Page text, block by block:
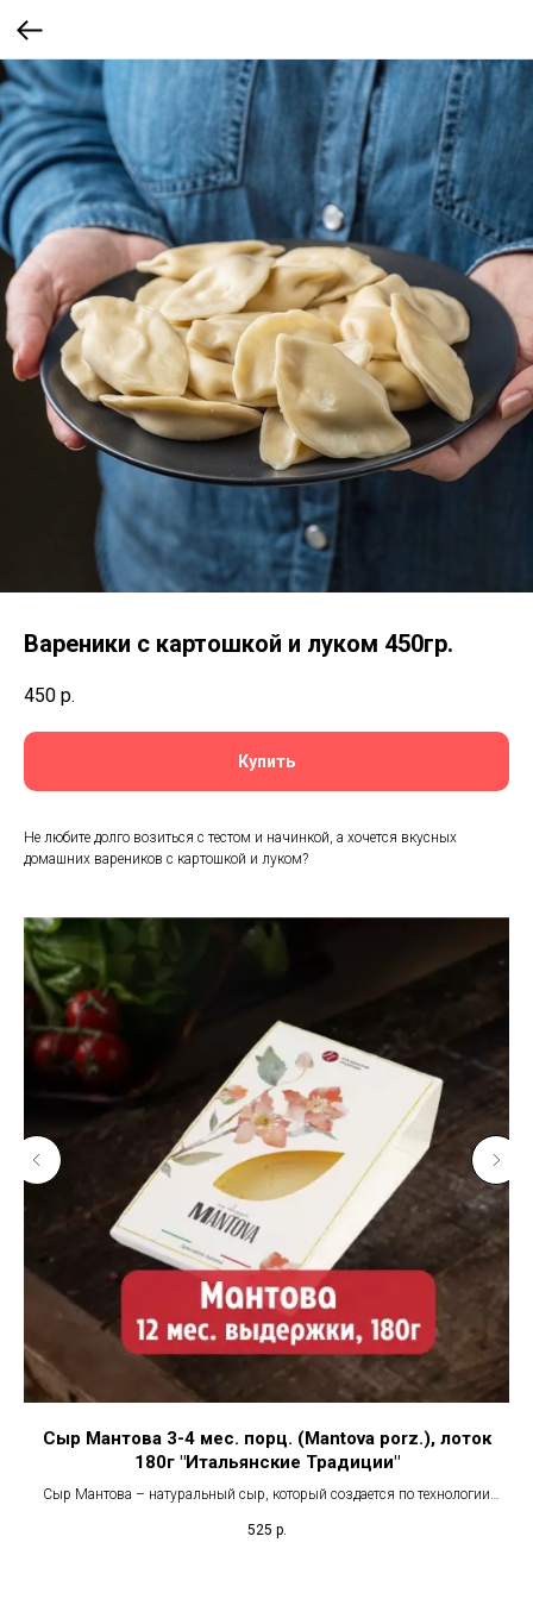
Вареники с картошкой и луком 450гр.
450 р.
Купить
Не любите долго возиться с тестом и начинкой, а хочется вкусных
домашних вареников с картошкой и луком?
Сыр Мантова 3-4 мес. порц. (Mantova porz.), лоток
180г "Итальянские Традиции"
Сыр Мантова – натуральный сыр, который создается по технологии
семейства альпийских сыров. Мантова – продукт отечественного
525 р.